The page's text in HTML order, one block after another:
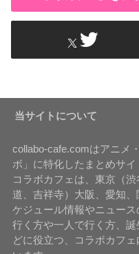
当サイトについて
collabo-cafe.comはアニメ
ボ」に特化したまとめサイ
コラボカフェは、東京（
道、吉祥寺）大阪、愛知
ケジュール情報やニュー
行く方や一人で行く方、
どに役立つ、コラボカフ